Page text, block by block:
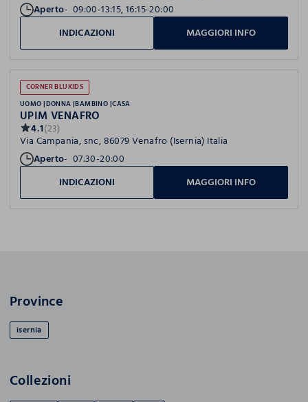
Aperto 09:00-13:15, 16:15-20:00
INDICAZIONI
MAGGIORI INFO
CORNER BLUKIDS
UOMO DONNA BAMBINO CASA
UPIM VENAFRO
4.1(23)
Via Campania, snc, 86079 Venafro (Isernia) Italia
Aperto 07:30-20:00
INDICAZIONI
MAGGIORI INFO
Province
isernia
Collezioni